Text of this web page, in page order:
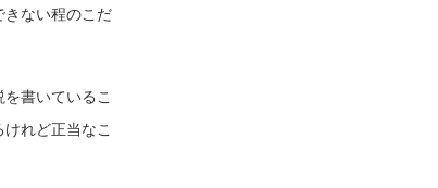
きない程のこだ
書いているこ
れど正当なこ